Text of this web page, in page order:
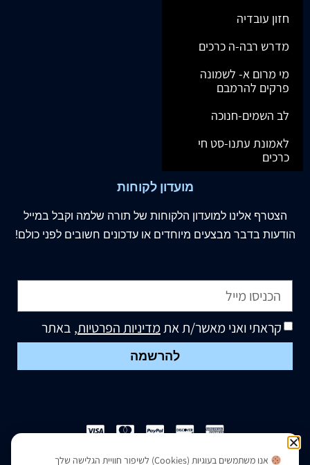
חזון עובדיה
מדרש רבה-ה כרכים
מי מרום א- לשמונה
פרקים להרמבם
לב השמים-חנוכה
לאמונת עתנו-סט חי
כרכים
מועדון לקוחות
הצטרף אלינו למועדון הלקוחות של תורה שלמה וקבל במייל
הודעות בדבר מבצעים מיוחדים או עדכונים חשובים לפני כולם!
קראתי ואני מאשר/ת אתמדיניות הפרטיות, באתר
להרשמה
אנו משתמשים בעוגיות (Cookies) לשיפור חוויית הגלישה שלך